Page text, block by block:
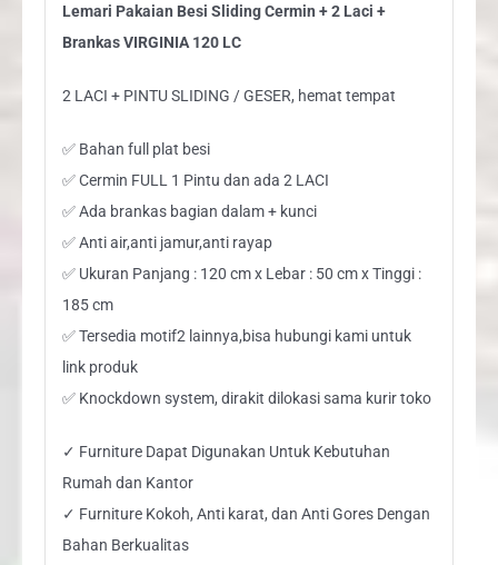
quantity
Lemari Pakaian Besi Sliding Cermin + 2 Laci +
Brankas VIRGINIA 120 LC
2 LACI + PINTU SLIDING / GESER, hemat tempat
✅ Bahan full plat besi
✅ Cermin FULL 1 Pintu dan ada 2 LACI
✅ Ada brankas bagian dalam + kunci
✅ Anti air,anti jamur,anti rayap
✅ Ukuran Panjang : 120 cm x Lebar : 50 cm x Tinggi :
185 cm
✅ Tersedia motif2 lainnya,bisa hubungi kami untuk
link produk
✅ Knockdown system, dirakit dilokasi sama kurir toko
✓ Furniture Dapat Digunakan Untuk Kebutuhan
Rumah dan Kantor
✓ Furniture Kokoh, Anti karat, dan Anti Gores Dengan
Bahan Berkualitas